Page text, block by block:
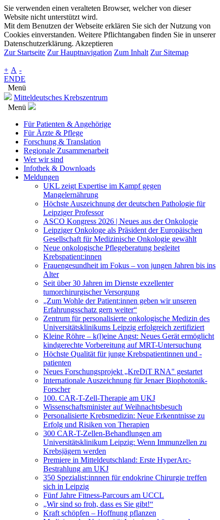
Sie verwenden einen veralteten Browser, welcher von dieser
Website nicht unterstützt wird.
Mit dem Benutzen der Webseite erklären Sie sich der Nutzung von
Cookies einverstanden. Weitere Pflichtangaben finden Sie in unserer
Datenschutzerklärung. Akzeptieren
Zur Startseite Zur Hauptnavigation Zum Inhalt Zur Sitemap
+ A -
ENDE
Menü
Mitteldeutsches Krebszentrum
Menü
Für Patienten & Angehörige
Für Ärzte & Pflege
Forschung & Translation
Regionale Zusammenarbeit
Wer wir sind
Infothek & Downloads
Meldungen
UKL zeigt Expertise im Kampf gegen
Mangelernährung
Höchste Auszeichnung der deutschen Pathologie für
Leipziger Professor
ASCO Kongress 2026 | Neues aus der Onkologie
Leipziger Onkologe als Präsident der Europäischen
Gesellschaft für Medizinische Onkologie gewählt
Neue onkologische Pflegeberatung begleitet
Krebspatient:innen
Frauengesundheit im Fokus – von jungen Jahren bis ins
Alter
Seit über 30 Jahren im Dienste exzellenter
tumorchirurgischer Versorgung
„Zum Wohle der Patient:innen geben wir unseren
Erfahrungsschatz gern weiter“
Zentrum für personalisierte onkologische Medizin des
Universitätsklinikums Leipzig erfolgreich zertifiziert
Kleine Röhre – k(l)eine Angst: Neues Gerät ermöglicht
kindgerechte Vorbereitung auf MRT-Untersuchung
Höchste Qualität für junge Krebspatientinnen und -
patienten
Neues Forschungsprojekt „KreDiT RNA" gestartet
Internationale Auszeichnung für Jenaer Biophotonik-
Forscher
100. CAR-T-Zell-Therapie am UKJ
Wissenschaftsminister auf Weihnachtsbesuch
Personalisierte Krebsmedizin: Neue Erkenntnisse zu
Erfolg und Risiken von Therapien
300 CAR-T-Zellen-Behandlungen am
Universitätsklinikum Leipzig: Wenn Immunzellen zu
Krebsjägern werden
Premiere in Mitteldeutschland: Erste HyperArc-
Bestrahlung am UKJ
350 Spezialist:innnen für endokrine Chirurgie treffen
sich in Leipzig
Fünf Jahre Fitness-Parcours am UCCL
„Wir sind so froh, dass es Sie gibt!“
Kraft schöpfen – Hoffnung pflanzen